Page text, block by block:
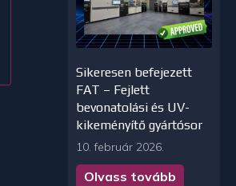
Sikeresen befejezett
FAT – Fejlett
bevonatolási és UV-
kikeményítő gyártósor
10. február 2026.
Olvass tovább